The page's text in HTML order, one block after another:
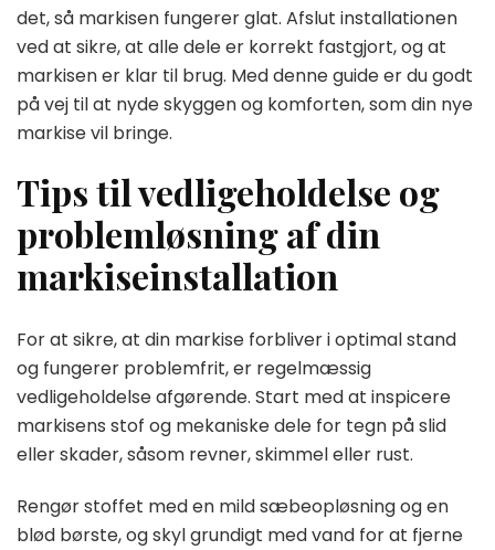
det, så markisen fungerer glat. Afslut installationen
ved at sikre, at alle dele er korrekt fastgjort, og at
markisen er klar til brug. Med denne guide er du godt
på vej til at nyde skyggen og komforten, som din nye
markise vil bringe.
Tips til vedligeholdelse og
problemløsning af din
markiseinstallation
For at sikre, at din markise forbliver i optimal stand
og fungerer problemfrit, er regelmæssig
vedligeholdelse afgørende. Start med at inspicere
markisens stof og mekaniske dele for tegn på slid
eller skader, såsom revner, skimmel eller rust.
Rengør stoffet med en mild sæbeopløsning og en
blød børste, og skyl grundigt med vand for at fjerne